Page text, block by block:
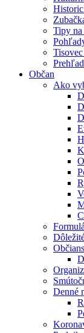
Tipy
Občan
Ako
Denné